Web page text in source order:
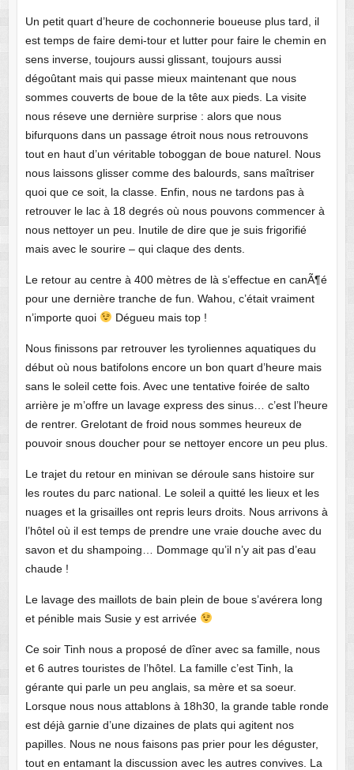
Un petit quart d’heure de cochonnerie boueuse plus tard, il
est temps de faire demi-tour et lutter pour faire le chemin en
sens inverse, toujours aussi glissant, toujours aussi
dégoûtant mais qui passe mieux maintenant que nous
sommes couverts de boue de la tête aux pieds. La visite
nous réseve une dernière surprise : alors que nous
bifurquons dans un passage étroit nous nous retrouvons
tout en haut d’un véritable toboggan de boue naturel. Nous
nous laissons glisser comme des balourds, sans maîtriser
quoi que ce soit, la classe. Enfin, nous ne tardons pas à
retrouver le lac à 18 degrés où nous pouvons commencer à
nous nettoyer un peu. Inutile de dire que je suis frigorifié
mais avec le sourire – qui claque des dents.
Le retour au centre à 400 mètres de là s’effectue en canÃ¶é
pour une dernière tranche de fun. Wahou, c’était vraiment
n’importe quoi
Dégueu mais top !
Nous finissons par retrouver les tyroliennes aquatiques du
début où nous batifolons encore un bon quart d’heure mais
sans le soleil cette fois. Avec une tentative foirée de salto
arrière je m’offre un lavage express des sinus… c’est l’heure
de rentrer. Grelotant de froid nous sommes heureux de
pouvoir snous doucher pour se nettoyer encore un peu plus.
Le trajet du retour en minivan se déroule sans histoire sur
les routes du parc national. Le soleil a quitté les lieux et les
nuages et la grisailles ont repris leurs droits. Nous arrivons à
l’hôtel où il est temps de prendre une vraie douche avec du
savon et du shampoing… Dommage qu’il n’y ait pas d’eau
chaude !
Le lavage des maillots de bain plein de boue s’avérera long
et pénible mais Susie y est arrivée
Ce soir Tinh nous a proposé de dîner avec sa famille, nous
et 6 autres touristes de l’hôtel. La famille c’est Tinh, la
gérante qui parle un peu anglais, sa mère et sa soeur.
Lorsque nous nous attablons à 18h30, la grande table ronde
est déjà garnie d’une dizaines de plats qui agitent nos
papilles. Nous ne nous faisons pas prier pour les déguster,
tout en entamant la discussion avec les autres convives. La